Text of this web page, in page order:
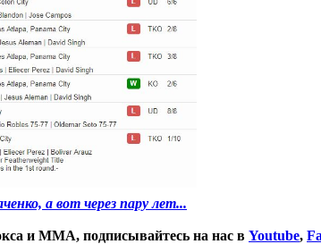
а вот через пару лет...
и ММА, подписывайтесь на нас в Youtube,